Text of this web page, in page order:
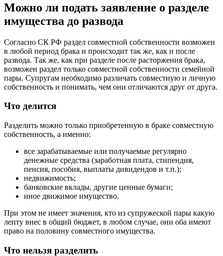
Можно ли подать заявление о разделе
имущества до развода
Согласно СК РФ раздел совместной собственности возможен
в любой период брака и происходит так же, как и после
развода. Так же, как при разделе после расторжения брака,
возможен раздел только совместной собственности семейной
пары. Супругам необходимо различать совместную и личную
собственность и понимать, чем они отличаются друг от друга.
Что делится
Разделить можно только приобретенную в браке совместную
собственность, а именно:
все зарабатываемые или получаемые регулярно
денежные средства (заработная плата, стипендия,
пенсия, пособия, выплаты дивидендов и т.п.);
недвижимость;
банковские вклады, другие ценные бумаги;
иное движимое имущество.
При этом не имеет значения, кто из супружеской пары какую
лепту внес в общий бюджет, в любом случае, они оба имеют
право на половину совместного имущества.
Что нельзя разделить